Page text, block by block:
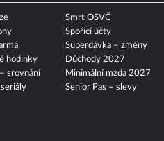
hodinky
srovnání
Smrt OSVČ
Spořicí účty
Superdávka – změny
Důchody 2027
Minimální mzda 2027
Senior Pas – slevy